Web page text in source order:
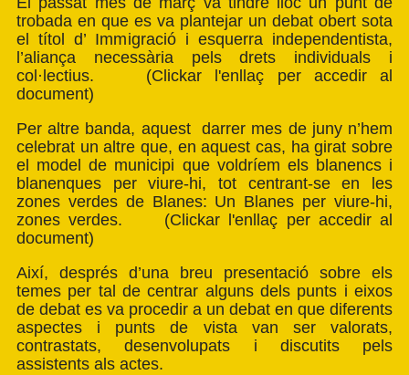
trobada en que es va plantejar un debat obert sota
el títol d’ Immigració i esquerra independentista,
l’aliança necessària pels drets individuals i
col·lectius. (Clickar l'enllaç per accedir al
document)
Per altre banda, aquest darrer mes de juny n’hem
celebrat un altre que, en aquest cas, ha girat sobre
el model de municipi que voldríem els blanencs i
blanenques per viure-hi, tot centrant-se en les
zones verdes de Blanes: Un Blanes per viure-hi,
zones verdes. (Clickar l'enllaç per accedir al
document)
Així, després d’una breu presentació sobre els
temes per tal de centrar alguns dels punts i eixos
de debat es va procedir a un debat en que diferents
aspectes i punts de vista van ser valorats,
contrastats, desenvolupats i discutits pels
assistents als actes.